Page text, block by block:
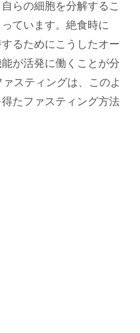
らの細胞を分解するこ
ています。絶食時に
るためにこうしたオー
が活発に働くことが分
スティングは、このよ
たファスティング方法